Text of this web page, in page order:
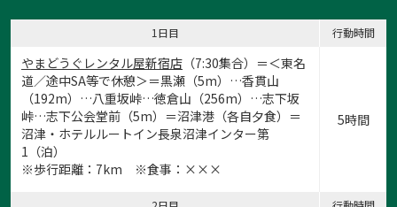
1日目 行動時間
やまどうぐレンタル屋新宿店 （7:30集合）＝＜東名
道／途中SA等で休憩＞＝黒瀬（5m）…香貫山
（192m）…八重坂峠…徳倉山（256m）…志下坂
峠…志下公会堂前（5m）＝沼津港（各自夕食）＝
沼津・ホテルルートイン長泉沼津インター第
1（泊）
※歩行距離：7km ※食事：×××
5時間